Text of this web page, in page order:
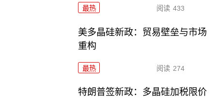
最热 阅读 433
美多晶硅新政：贸易壁垒与市场
重构
最热 阅读 274
特朗普签新政：多晶硅加税限价